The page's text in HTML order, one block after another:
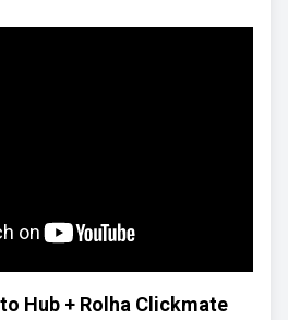
Hub + Rolha Clickmate